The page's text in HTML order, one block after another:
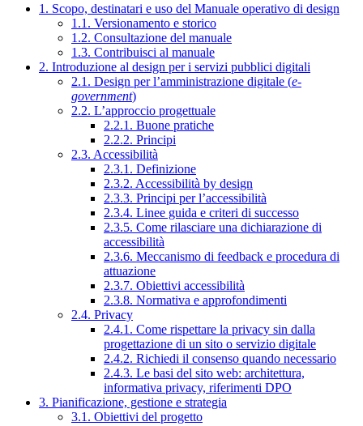
1. Scopo, destinatari e uso del Manuale operativo di design
1.1. Versionamento e storico
1.2. Consultazione del manuale
1.3. Contribuisci al manuale
2. Introduzione al design per i servizi pubblici digitali
2.1. Design per l’amministrazione digitale (e-
government)
2.2. L’approccio progettuale
2.2.1. Buone pratiche
2.2.2. Principi
2.3. Accessibilità
2.3.1. Definizione
2.3.2. Accessibilità by design
2.3.3. Principi per l’accessibilità
2.3.4. Linee guida e criteri di successo
2.3.5. Come rilasciare una dichiarazione di
accessibilità
2.3.6. Meccanismo di feedback e procedura di
attuazione
2.3.7. Obiettivi accessibilità
2.3.8. Normativa e approfondimenti
2.4. Privacy
2.4.1. Come rispettare la privacy sin dalla
progettazione di un sito o servizio digitale
2.4.2. Richiedi il consenso quando necessario
2.4.3. Le basi del sito web: architettura,
informativa privacy, riferimenti DPO
3. Pianificazione, gestione e strategia
3.1. Obiettivi del progetto